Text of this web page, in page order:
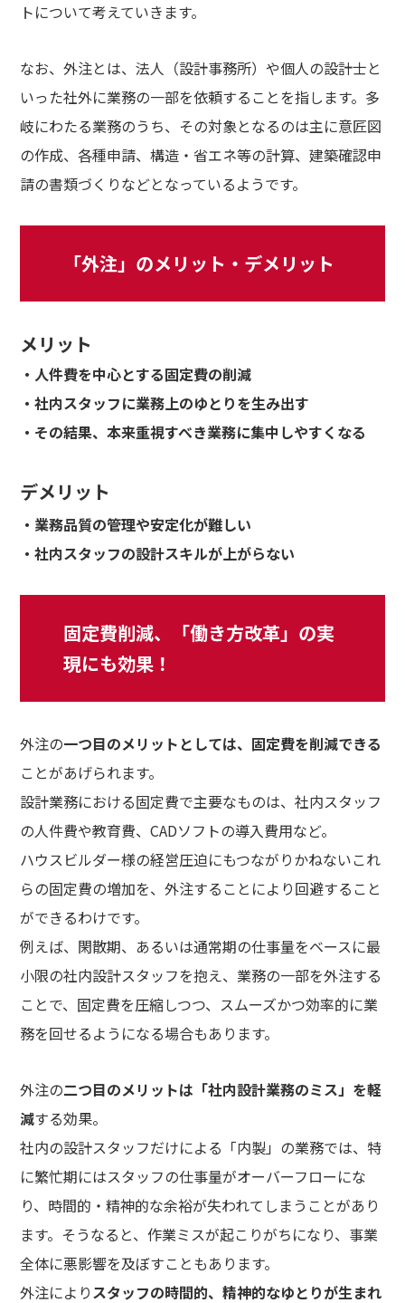
トについて考えていきます。
なお、外注とは、法人（設計事務所）や個人の設計士と
いった社外に業務の一部を依頼することを指します。多
岐にわたる業務のうち、その対象となるのは主に意匠図
の作成、各種申請、構造・省エネ等の計算、建築確認申
請の書類づくりなどとなっているようです。
「外注」のメリット・デメリット
メリット
・人件費を中心とする固定費の削減
・社内スタッフに業務上のゆとりを生み出す
・その結果、本来重視すべき業務に集中しやすくなる
デメリット
・業務品質の管理や安定化が難しい
・社内スタッフの設計スキルが上がらない
固定費削減、「働き方改革」の実
現にも効果！
外注の一つ目のメリットとしては、固定費を削減できる
ことがあげられます。
設計業務における固定費で主要なものは、社内スタッフ
の人件費や教育費、CADソフトの導入費用など。
ハウスビルダー様の経営圧迫にもつながりかねないこれ
らの固定費の増加を、外注することにより回避すること
ができるわけです。
例えば、閑散期、あるいは通常期の仕事量をベースに最
小限の社内設計スタッフを抱え、業務の一部を外注する
ことで、固定費を圧縮しつつ、スムーズかつ効率的に業
務を回せるようになる場合もあります。
外注の二つ目のメリットは「社内設計業務のミス」を軽
減する効果。
社内の設計スタッフだけによる「内製」の業務では、特
に繁忙期にはスタッフの仕事量がオーバーフローにな
り、時間的・精神的な余裕が失われてしまうことがあり
ます。そうなると、作業ミスが起こりがちになり、事業
全体に悪影響を及ぼすこともあります。
外注によりスタッフの時間的、精神的なゆとりが生まれ